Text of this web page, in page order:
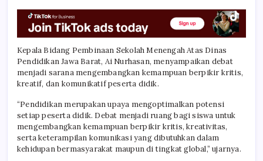
Kepala Bidang Pembinaan Sekolah Menengah Atas Dinas
Pendidikan Jawa Barat, Ai Nurhasan, menyampaikan debat
menjadi sarana mengembangkan kemampuan berpikir kritis,
kreatif, dan komunikatif peserta didik.
“Pendidikan merupakan upaya mengoptimalkan potensi
setiap peserta didik. Debat menjadi ruang bagi siswa untuk
mengembangkan kemampuan berpikir kritis, kreativitas,
serta keterampilan komunikasi yang dibutuhkan dalam
kehidupan bermasyarakat maupun di tingkat global,” ujarnya.